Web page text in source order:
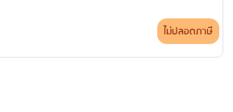
ไม่ปลอดภาษี